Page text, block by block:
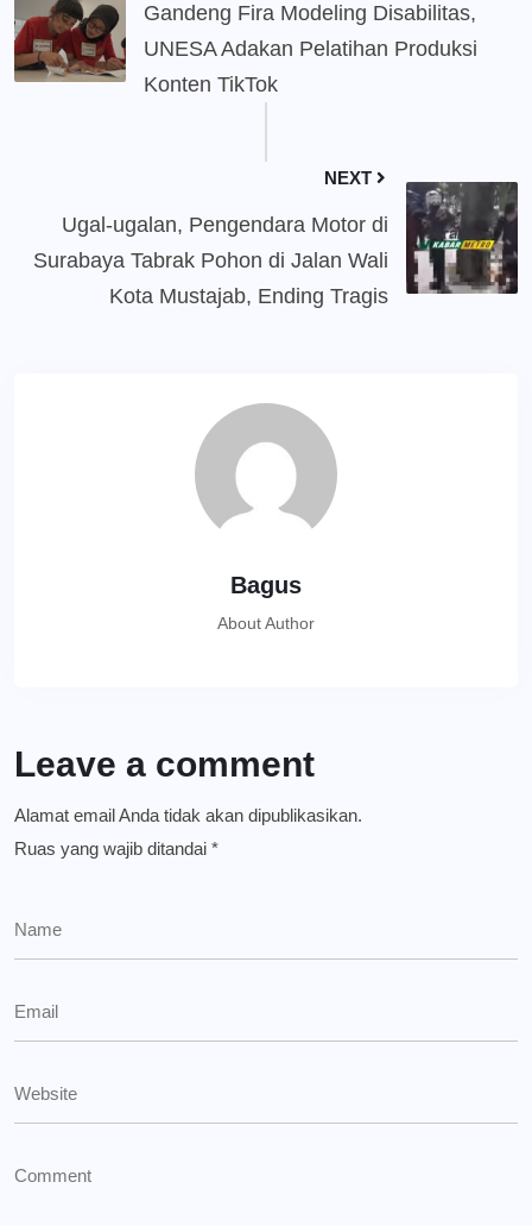
Gandeng Fira Modeling Disabilitas,
UNESA Adakan Pelatihan Produksi
Konten TikTok
NEXT
Ugal-ugalan, Pengendara Motor di
Surabaya Tabrak Pohon di Jalan Wali
Kota Mustajab, Ending Tragis
Bagus
About Author
Leave a comment
Alamat email Anda tidak akan dipublikasikan.
Ruas yang wajib ditandai *